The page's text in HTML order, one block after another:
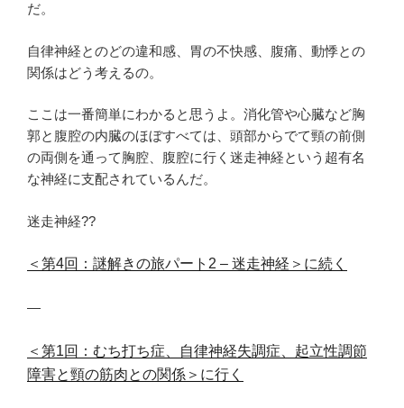
だ。
自律神経とのどの違和感、胃の不快感、腹痛、動悸との
関係はどう考えるの。
ここは一番簡単にわかると思うよ。消化管や心臓など胸
郭と腹腔の内臓のほぼすべては、頭部からでて頸の前側
の両側を通って胸腔、腹腔に行く迷走神経という超有名
な神経に支配されているんだ。
迷走神経??
＜第4回：謎解きの旅パート2 – 迷走神経＞に続く
—
＜第1回：むち打ち症、自律神経失調症、起立性調節
障害と頸の筋肉との関係＞に行く